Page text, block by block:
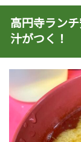
高円寺ラン
汁がつく！